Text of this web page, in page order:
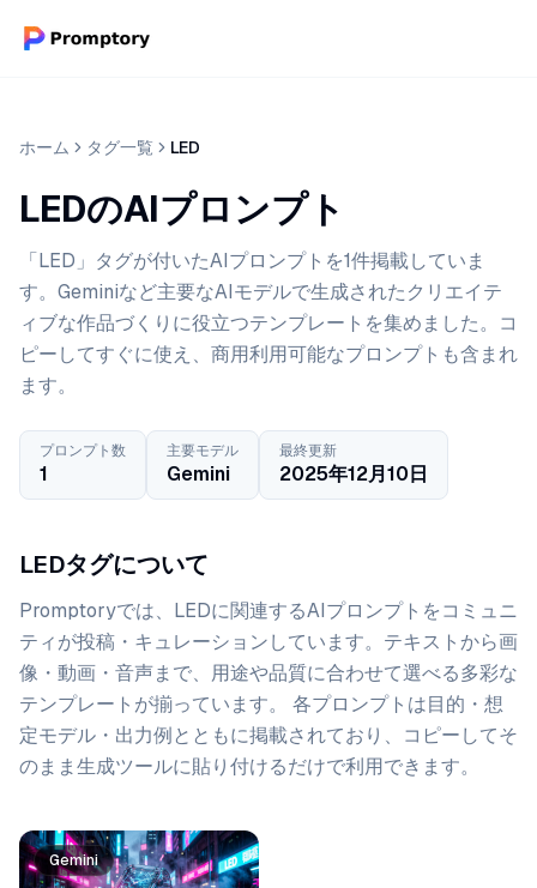
ホーム タグ一覧 LED
LEDのAIプロンプト
「LED」タグが付いたAIプロンプトを1件掲載していま
す。Geminiなど主要なAIモデルで生成されたクリエイテ
ィブな作品づくりに役立つテンプレートを集めました。コ
ピーしてすぐに使え、商用利用可能なプロンプトも含まれ
ます。
プロンプト数
1
主要モデル
Gemini
最終更新
2025年12月10日
LEDタグについて
Promptoryでは、 LEDに関連するAIプロンプトをコミュニ
ティが投稿・キュレーションしています。 テキストから画
像・動画・音声まで、用途や品質に合わせて選べる多彩な
テンプレートが揃っています。 各プロンプトは目的・想
定モデル・出力例とともに掲載されており、コピーしてそ
のまま生成ツールに貼り付けるだけで利用できます。
プロンプト一覧
Gemini